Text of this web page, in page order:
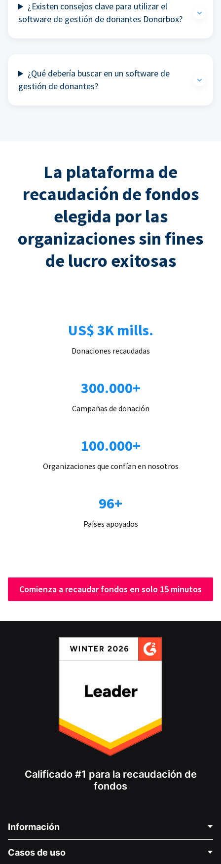
¿Existen consejos clave para utilizar el
software de gestión de donantes Donorbox?
¿Qué debería buscar en un software de
gestión de donantes?
La plataforma de
recaudación de fondos
elegida por las
organizaciones sin fines
de lucro exitosas
US$ 3K mills.
Donaciones recaudadas
300.000+
Campañas de donación
100.000+
Organizaciones que confían en nosotros
96+
Países apoyados
Comienza a recaudar fondos en solo 15 minutos
Calificado #1 para la recaudación de
fondos
Información
Acerca de nosotros
Casos de uso